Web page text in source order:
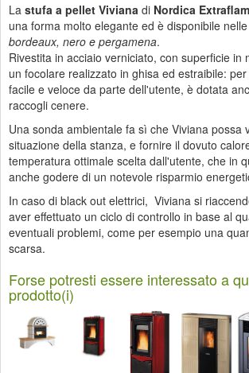
La stufa a pellet Viviana di Nordica
una forma molto elegante ed è disponibile
bordeaux, nero e pergamena.
Rivestita in acciaio verniciato, con superficie in
un focolare realizzato in ghisa ed estraibile:
facile e veloce da parte dell'utente, è dotata
raccogli cenere.
Una sonda ambientale fa sì che Viviana possa
situazione della stanza, e fornire il dovuto
temperatura ottimale scelta dall'utente, che in
anche godere di un notevole risparmio
In caso di black out elettrici, Viviana si
aver effettuato un ciclo di controllo in base al
eventuali problemi, come per esempio una
scarsa.
Forse potresti essere interessato a
prodotto(i)